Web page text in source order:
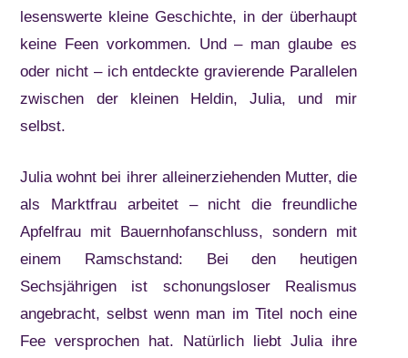
lesenswerte kleine Geschichte, in der überhaupt
keine Feen vorkommen. Und – man glaube es
oder nicht – ich entdeckte gravierende Parallelen
zwischen der kleinen Heldin, Julia, und mir
selbst.
Julia wohnt bei ihrer alleinerziehenden Mutter, die
als Marktfrau arbeitet – nicht die freundliche
Apfelfrau mit Bauernhofanschluss, sondern mit
einem Ramschstand: Bei den heutigen
Sechsjährigen ist schonungsloser Realismus
angebracht, selbst wenn man im Titel noch eine
Fee versprochen hat. Natürlich liebt Julia ihre